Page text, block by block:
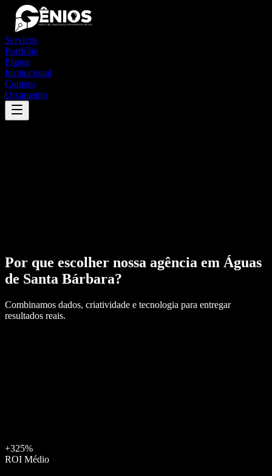
Serviços
Portfólio
Planos
Institucional
Contato
Orçamento
Por que escolher nossa agência em Águas
de Santa Bárbara?
Combinamos dados, criatividade e tecnologia para entregar
resultados reais.
+325%
ROI Médio